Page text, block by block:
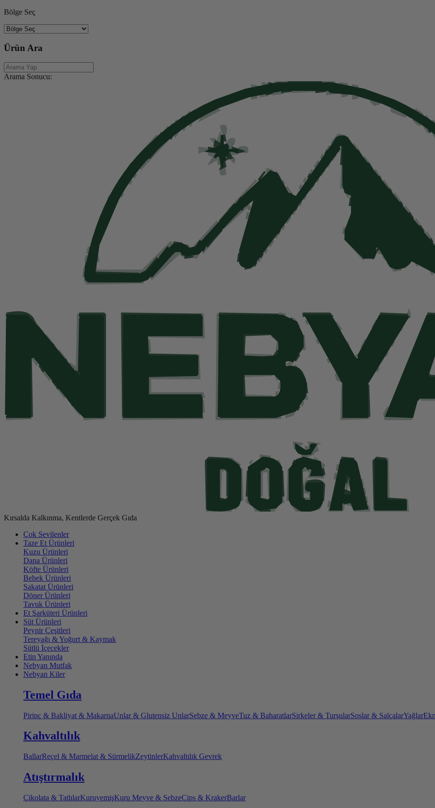
Bölge Seç
Ürün Ara
Arama Sonucu:
Kırsalda Kalkınma, Kentlerde Gerçek Gıda
Çok Sevilenler
Taze Et Ürünleri
Kuzu Ürünleri
Dana Ürünleri
Köfte Ürünleri
Bebek Ürünleri
Sakatat Ürünleri
Döner Ürünleri
Tavuk Ürünleri
Et Şarküteri Ürünleri
Süt Ürünleri
Peynir Çeşitleri
Tereyağı & Yoğurt & Kaymak
Sütlü İçecekler
Etin Yanında
Nebyan Mutfak
Nebyan Kiler
Temel Gıda
Pirinç & Bakliyat & MakarnaUnlar & Glutensiz UnlarSebze & MeyveTuz & BaharatlarSirkeler & TurşularSoslar & SalçalarYağlar
Kahvaltılık
BallarReçel & Marmelat & SürmelikZeytinlerKahvaltılık Gevrek
Atıştırmalık
Çikolata & TatlılarKuruyemişKuru Meyve & SebzeCips & KrakerBarlar